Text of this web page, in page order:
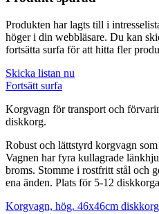
Produkten har lagts till i
höger i din webbläsare. Du kan
fortsätta surfa för att hitta fler
Skicka listan nu
Fortsätt surfa
Korgvagn för transport och
diskkorg.
Robust och lättstyrd korgvagn
Vagnen har fyra kullagrade
broms. Stomme i rostfritt stål och
ena änden. Plats för 5-12
Korgvagn, hög. 46x46cm diskkorg